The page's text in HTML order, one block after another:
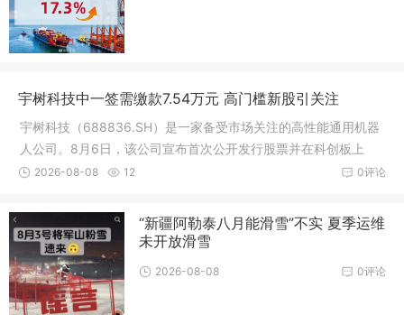
宇树科技中一签需缴款7.54万元 高门槛新股引关注
宇树科技（688836.SH）是一家备受市场关注的高性能通用机器
人公司。8月6日，该公司宣布首次公开发行股票并在科创板上
市，发行价格为150.80元/股
0评论
2026-08-08 12
“新疆阿勒泰八月能滑雪”不实 夏季运维
未开放滑雪
0评论
2026-08-08